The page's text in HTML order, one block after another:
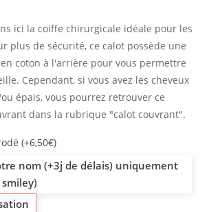
ici la coiffe chirurgicale idéale pour les
plus de sécurité, ce calot possède une
coton à l'arrière pour vous permettre
Cependant, si vous avez les cheveux
épais, vous pourrez retrouver ce
dans la rubrique "calot couvrant".
(+6,50€)
nom (+3j de délais) uniquement